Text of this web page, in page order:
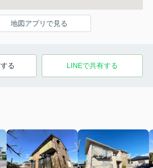
地図アプリで見る
る LINEで共有する